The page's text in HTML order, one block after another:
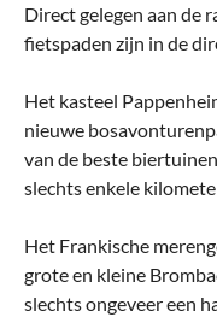
Direct gelegen aan de
fietspaden zijn in de
Het kasteel
nieuwe
van de beste
slechts enkele
Het Frankische
grote en kleine
slechts ongeveer een